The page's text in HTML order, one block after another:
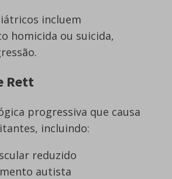
incluem
homicida ou suicida,
Rett
progressiva que causa
incluindo:
reduzido
autista